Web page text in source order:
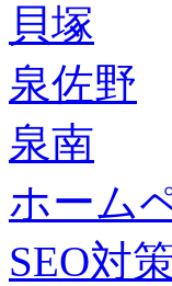
貝塚
泉佐野
泉南
ホーム
SEO対